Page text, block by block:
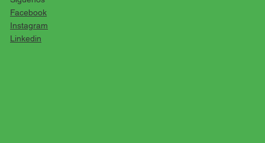
Facebook
Instagram
Linkedin